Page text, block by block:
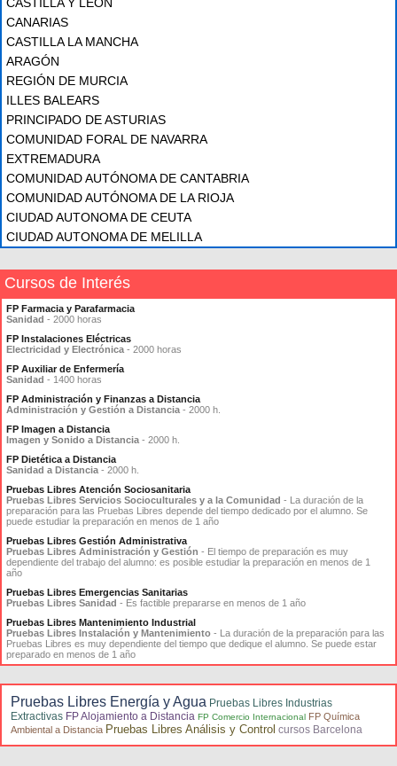
CANARIAS
CASTILLA LA MANCHA
ARAGÓN
REGIÓN DE MURCIA
ILLES BALEARS
PRINCIPADO DE ASTURIAS
COMUNIDAD FORAL DE NAVARRA
EXTREMADURA
COMUNIDAD AUTÓNOMA DE CANTABRIA
COMUNIDAD AUTÓNOMA DE LA RIOJA
CIUDAD AUTONOMA DE CEUTA
CIUDAD AUTONOMA DE MELILLA
Cursos de Interés
FP Farmacia y Parafarmacia
Sanidad - 2000 horas
FP Instalaciones Eléctricas
Electricidad y Electrónica - 2000 horas
FP Auxiliar de Enfermería
Sanidad - 1400 horas
FP Administración y Finanzas a Distancia
Administración y Gestión a Distancia - 2000 h.
FP Imagen a Distancia
Imagen y Sonido a Distancia - 2000 h.
FP Dietética a Distancia
Sanidad a Distancia - 2000 h.
Pruebas Libres Atención Sociosanitaria
Pruebas Libres Servicios Socioculturales y a la Comunidad - La duración de la
preparación para las Pruebas Libres depende del tiempo dedicado por el alumno. Se
puede estudiar la preparación en menos de 1 año
Pruebas Libres Gestión Administrativa
Pruebas Libres Administración y Gestión - El tiempo de preparación es muy
dependiente del trabajo del alumno: es posible estudiar la preparación en menos de 1
año
Pruebas Libres Emergencias Sanitarias
Pruebas Libres Sanidad - Es factible prepararse en menos de 1 año
Pruebas Libres Mantenimiento Industrial
Pruebas Libres Instalación y Mantenimiento - La duración de la preparación para las
Pruebas Libres es muy dependiente del tiempo que dedique el alumno. Se puede estar
preparado en menos de 1 año
Pruebas Libres Energía y Agua Pruebas Libres Industrias
Extractivas FP Alojamiento a Distancia FP Comercio Internacional FP Química
Ambiental a Distancia Pruebas Libres Análisis y Control cursos Barcelona